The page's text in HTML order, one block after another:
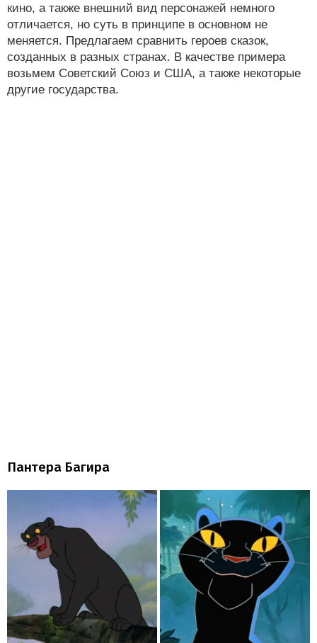
кино, а также внешний вид персонажей немного
отличается, но суть в принципе в основном не
меняется. Предлагаем сравнить героев сказок,
созданных в разных странах. В качестве примера
возьмем Советский Союз и США, а также некоторые
другие государства.
Пантера Багира